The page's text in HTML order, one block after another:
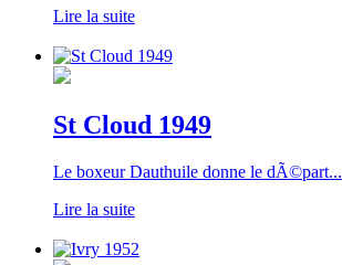
Lire la suite
St Cloud 1949
Le boxeur Dauthuile donne le dÃ©part...
Lire la suite